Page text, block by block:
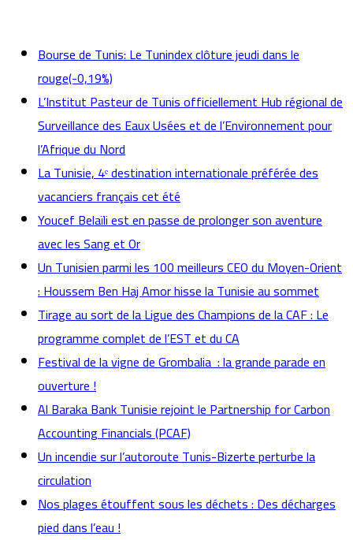
Bourse de Tunis: Le Tunindex clôture jeudi dans le
rouge(-0,19%)
L’Institut Pasteur de Tunis officiellement Hub régional de
Surveillance des Eaux Usées et de l’Environnement pour
l’Afrique du Nord
La Tunisie, 4ᵉ destination internationale préférée des
vacanciers français cet été
Youcef Belaïli est en passe de prolonger son aventure
avec les Sang et Or
Un Tunisien parmi les 100 meilleurs CEO du Moyen-Orient
: Houssem Ben Haj Amor hisse la Tunisie au sommet
Tirage au sort de la Ligue des Champions de la CAF : Le
programme complet de l’EST et du CA
Festival de la vigne de Grombalia : la grande parade en
ouverture !
Al Baraka Bank Tunisie rejoint le Partnership for Carbon
Accounting Financials (PCAF)
Un incendie sur l’autoroute Tunis-Bizerte perturbe la
circulation
Nos plages étouffent sous les déchets : Des décharges
pied dans l’eau !